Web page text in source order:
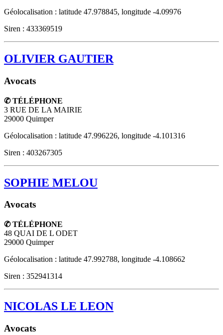
Géolocalisation : latitude 47.978845, longitude -4.09976
Siren : 433369519
OLIVIER GAUTIER
Avocats
✆ TÉLÉPHONE
3 RUE DE LA MAIRIE
29000 Quimper
Géolocalisation : latitude 47.996226, longitude -4.101316
Siren : 403267305
SOPHIE MELOU
Avocats
✆ TÉLÉPHONE
48 QUAI DE L ODET
29000 Quimper
Géolocalisation : latitude 47.992788, longitude -4.108662
Siren : 352941314
NICOLAS LE LEON
Avocats